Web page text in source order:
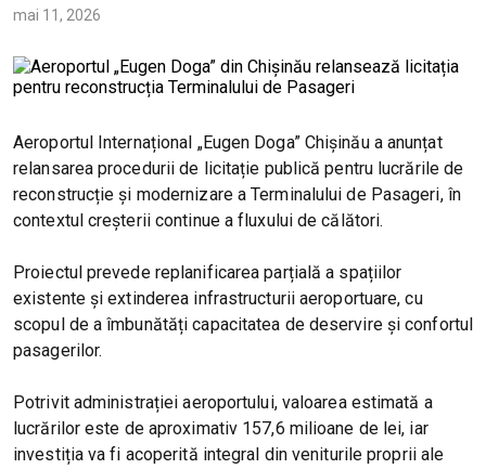
mai 11, 2026
Aeroportul Internațional „Eugen Doga” Chișinău a anunțat
relansarea procedurii de licitație publică pentru lucrările de
reconstrucție și modernizare a Terminalului de Pasageri, în
contextul creșterii continue a fluxului de călători.
Proiectul prevede replanificarea parțială a spațiilor
existente și extinderea infrastructurii aeroportuare, cu
scopul de a îmbunătăți capacitatea de deservire și confortul
pasagerilor.
Potrivit administrației aeroportului, valoarea estimată a
lucrărilor este de aproximativ 157,6 milioane de lei, iar
investiția va fi acoperită integral din veniturile proprii ale